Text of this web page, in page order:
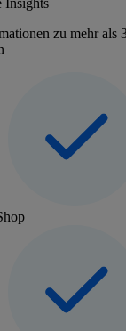
zu mehr als